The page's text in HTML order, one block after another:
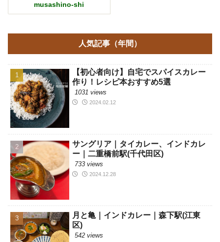
musashino-shi
人気記事（年間）
【初心者向け】自宅でスパイスカレー
作り！レシピ本おすすめ5選
1031 views
2024.02.12
サングリア｜タイカレー、インドカレ
ー｜二重橋前駅(千代田区)
733 views
2024.12.28
月と亀｜インドカレー｜森下駅(江東
区)
542 views